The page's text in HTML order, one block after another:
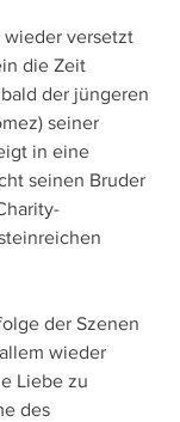
wieder versetzt
die Zeit
der jüngeren
seiner
in eine
seinen Bruder
der Szenen
wieder
Liebe zu
des